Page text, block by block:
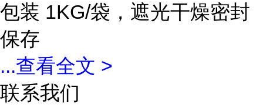
包装 1KG/袋，遮光干燥密封
保存
...查看全文 >
联系我们